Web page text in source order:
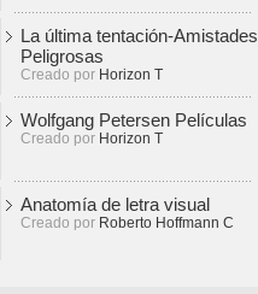
La última tentación-Amistades
Peligrosas
Creado por Horizon T
Wolfgang Petersen Películas
Creado por Horizon T
Anatomía de letra visual
Creado por Roberto Hoffmann C